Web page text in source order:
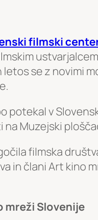
filmski
se z novimi
potekal v
Muzejski
filmska
in člani Art kino
mreži Slovenije